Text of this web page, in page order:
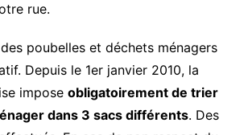
rue.
poubelles et déchets ménagers
Depuis le 1er janvier 2010, la
impose obligatoirement de trier
dans 3 sacs différents. Des